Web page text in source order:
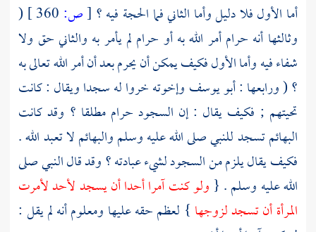
أما الأول فلا دليل وأما الثاني فما الحجة فيه ؟ [ص:
(
وثالثها أنه حرام أمر الله به أو حرام لم يأمر به والثاني حق ولا
شفاء فيه وأما الأول فكيف يمكن أن يحرم بعد أن أمر الله تعالى به
؟ ( ورابعها :أبو يوسف وإخوته خروا له سجدا ويقال : كانت
تحيتهم ; فكيف يقال : إن السجود حرام مطلقا ؟ وقد كانت
البهائم تسجد للنبي صلى الله عليه وسلم والبهائم لا تعبد الله .
فكيف يقال يلزم من السجود لشيء عبادته ؟ وقد قال النبي صلى
الله عليه وسلم . { ولو كنت آمرا أحدا أن يسجد لأحد لأمرت
المرأة أن تسجد لزوجها } لعظم حقه عليها ومعلوم أنه لم يقل :